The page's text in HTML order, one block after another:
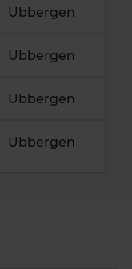
Ubbergen
Ubbergen
Ubbergen
Ubbergen